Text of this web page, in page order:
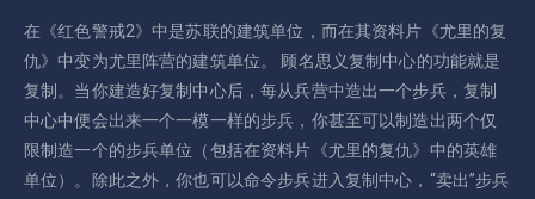
在《红色警戒2》中是苏联的建筑单位，而在其资料片《尤里的复
仇》中变为尤里阵营的建筑单位。 顾名思义复制中心的功能就是
复制。当你建造好复制中心后，每从兵营中造出一个步兵，复制
中心中便会出来一个一模一样的步兵，你甚至可以制造出两个仅
限制造一个的步兵单位（包括在资料片《尤里的复仇》中的英雄
单位）。除此之外，你也可以命令步兵进入复制中心，“卖出”步兵